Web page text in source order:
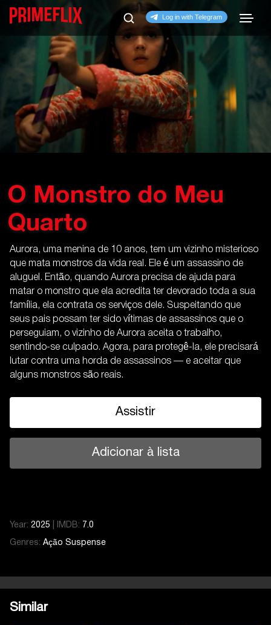
O Monstro do Meu
Quarto
Aurora, uma menina de 10 anos, tem um vizinho misterioso
que mata monstros da vida real. Ele é um assassino de
aluguel. Então, quando Aurora precisa de ajuda para
matar o monstro que ela acredita ter devorado toda a sua
família, ela contrata os serviços dele. Suspeitando que
seus pais possam ter sido vítimas de assassinos que o
perseguiam, o vizinho de Aurora aceita o trabalho,
sentindo-se culpado. Agora, para protegê-la, ele precisará
lutar contra uma horda de assassinos — e aceitar que
alguns monstros são reais.
Assistir
Adicionar à lista
Year: 2025 IMDB: 7.0
Genres: Ação Suspense
Similar